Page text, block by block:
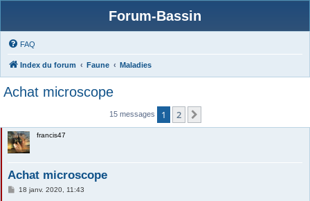
Forum-Bassin
FAQ
Index du forum Faune Maladies
Achat microscope
15 messages 1 2
francis47
Achat microscope
M18 janv. 2020, 11:43